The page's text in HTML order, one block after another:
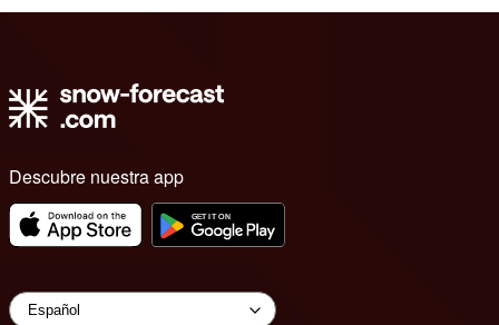
Descubre nuestra app